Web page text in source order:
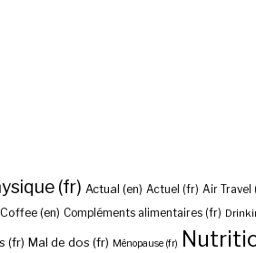
(fr) Actual (en) Actuel (fr) Air Travel
Coffee (en) Compléments alimentaires (fr)
(fr) Mal de dos (fr) Ménopause (fr)